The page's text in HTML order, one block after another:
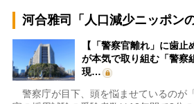
河合雅司「人口減少ニッポン
【「警察官離れ」に歯
が本気で取り組む「警
現…
警察庁が目下、頭を悩ませているのが